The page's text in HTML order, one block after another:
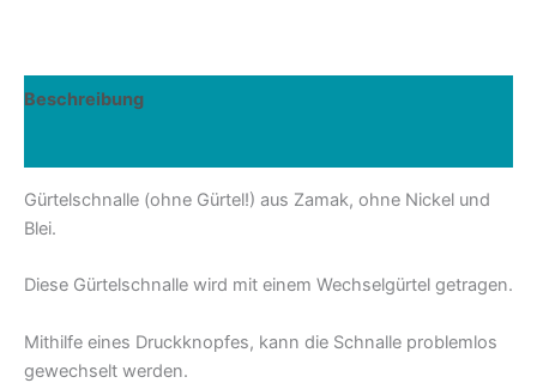
Beschreibung
Gürtelschnalle (ohne Gürtel!) aus Zamak, ohne Nickel und
Blei.
Diese Gürtelschnalle wird mit einem Wechselgürtel getragen.
Mithilfe eines Druckknopfes, kann die Schnalle problemlos
gewechselt werden.